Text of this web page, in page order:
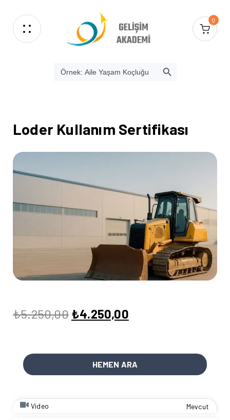
0
Search
for:
Loder Kullanım Sertifikası
₺5.250,00 ₺4.250,00
HEMEN ARA
Video Mevcut